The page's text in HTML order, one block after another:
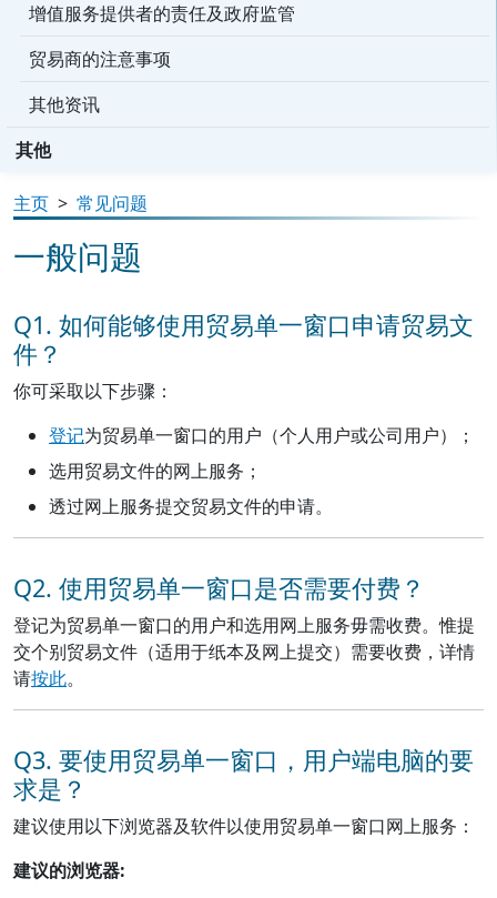
增值服务提供者的责任及政府监管
贸易商的注意事项
其他资讯
其他
主页 > 常见问题
一般问题
Q1. 如何能够使用贸易单一窗口申请贸易文
件？
你可采取以下步骤：
登记为贸易单一窗口的用户（个人用户或公司用户）；
选用贸易文件的网上服务；
透过网上服务提交贸易文件的申请。
Q2. 使用贸易单一窗口是否需要付费？
登记为贸易单一窗口的用户和选用网上服务毋需收费。惟提
交个别贸易文件（适用于纸本及网上提交）需要收费，详情
请按此。
Q3. 要使用贸易单一窗口，用户端电脑的要
求是？
建议使用以下浏览器及软件以使用贸易单一窗口网上服务：
建议的浏览器: